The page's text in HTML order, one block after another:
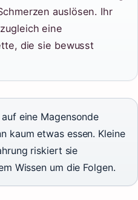
auslösen. Ihr
eine
die sie bewusst
eine Magensonde
kaum etwas essen. Kleine
riskiert sie
Wissen um die Folgen.